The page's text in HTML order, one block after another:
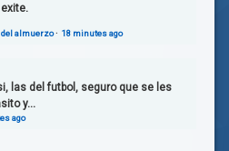
almuerzo· 18 minutes ago
las del futbol, seguro que se les
y...
ago